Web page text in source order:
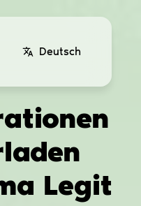
Deutsch
Legit